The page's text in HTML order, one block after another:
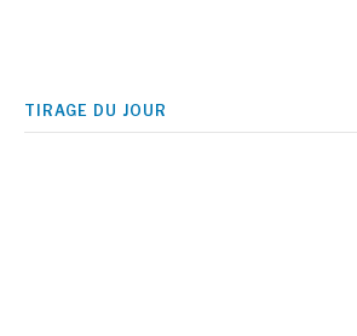
TIRAGE DU JOUR